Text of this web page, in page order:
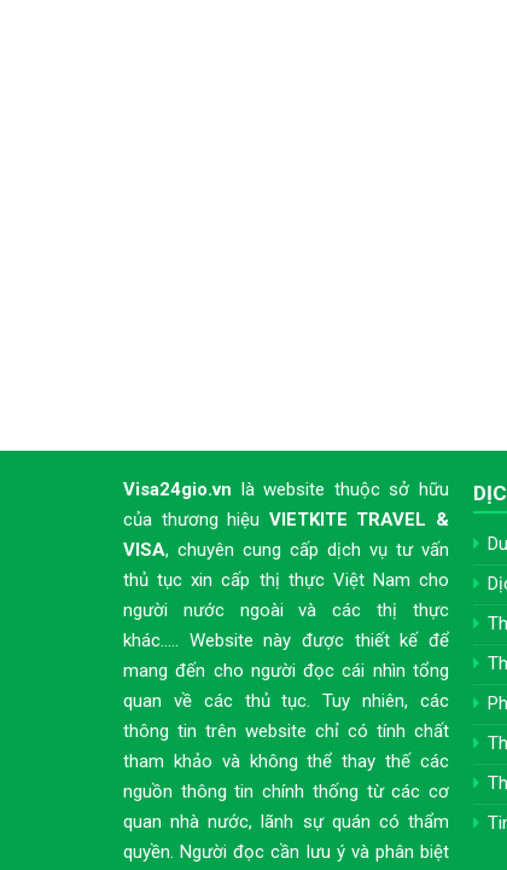
Visa24gio.vn là website thuộc sở hữu
của thương hiệu VIETKITE TRAVEL &
VISA, chuyên cung cấp dịch vụ tư vấn
thủ tục xin cấp thị thực Việt Nam cho
người nước ngoài và các thị thực
khác..... Website này được thiết kế để
mang đến cho người đọc cái nhìn tổng
quan về các thủ tục. Tuy nhiên, các
thông tin trên website chỉ có tính chất
tham khảo và không thể thay thế các
nguồn thông tin chính thống từ các cơ
quan nhà nước, lãnh sự quán có thẩm
quyền. Người đọc cần lưu ý và phân biệt